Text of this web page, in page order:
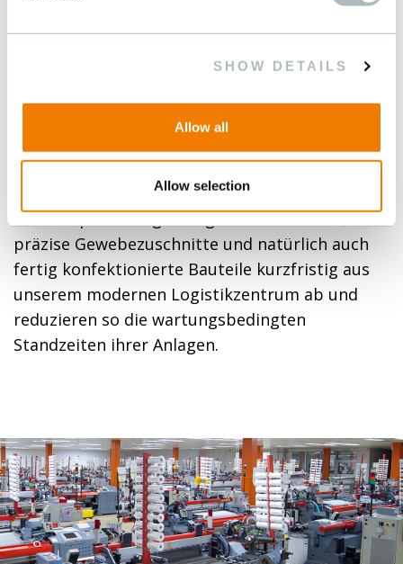
SHOW DETAILS
Allow all
Allow selection
auftragsspezifische Produktionsmodule zu
halb- oder vollautomatischen Anlagen
Für zahlreiche Kunden sind wir zu wichtigen
Ersatzteillieferanten geworden. Sie rufen
kundenspezifisch gefertigte Geweberollen,
präzise Gewebezuschnitte und natürlich auch
fertig konfektionierte Bauteile kurzfristig aus
unserem modernen Logistikzentrum ab und
reduzieren so die wartungsbedingten
Standzeiten ihrer Anlagen.